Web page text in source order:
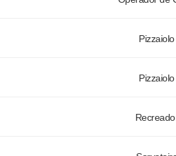
Pizzaiolo
Pizzaiolo